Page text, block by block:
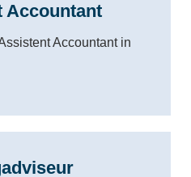
Accountant
Accountant in